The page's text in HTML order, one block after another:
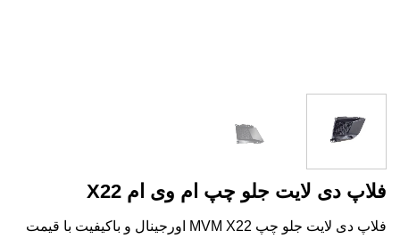
فلاپ دی لایت جلو چپ ام وی ام X22
فلاپ دی لایت جلو چپ MVM X22 اورجینال و باکیفیت با قیمت